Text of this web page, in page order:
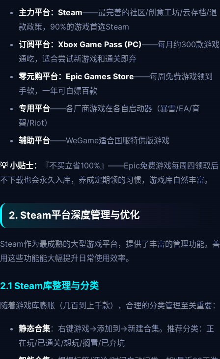
主力平台：Steam——最完善的社区/创意工坊/云存档/退
款政策，90%的游戏首选Steam
订阅平台：Xbox Game Pass (PC)——每月约300款游戏
通吃，适合尝试新游戏和通关即弃
零元购平台：Epic Games Store——每周免费游戏领到
手软，一年可白嫖百款
专用平台——各厂商游戏在各自启动器（暴雪/EA/育
碧/Riot）
辅助平台——WeGame适合国服特供版游戏
💡 小贴士：
『不买立省100%』——Epic免费游戏每周四领取后
不下载也会永久入库，养成定期领的习惯，游戏库自然丰富。
2. Steam平台深度管理与优化
Steam作为最成熟的大型游戏平台，提供了丰富的管理功能。善
用这些功能能大幅提升日常使用效率。
2.1 Steam库整理与分类
随着游戏库膨胀（几百到上千款），合理的分类管理至关重要：
静态合集：右键游戏→添加到→新建合集。推荐分类：正
在玩/已通关/想玩/搁置/已弃坑